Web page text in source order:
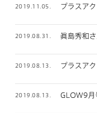
2019.11.05. プラスア
2019.08.31. 眞島秀和
2019.08.13. プラスア
2019.08.13. GLOW9月